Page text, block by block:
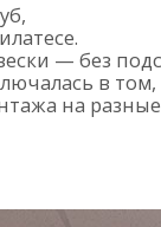
,
— без
в
на разные